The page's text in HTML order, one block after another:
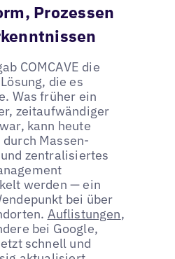
Prozessen
COMCAVE die
die es
Was früher ein
zeitaufwändiger
kann heute
Massen-
zentralisiertes
werden — ein
bei über
Auflistungen,
bei Google,
schnell und